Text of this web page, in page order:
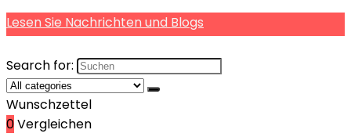
Lesen Sie Nachrichten und Blogs
Search for:
Wunschzettel
0Vergleichen